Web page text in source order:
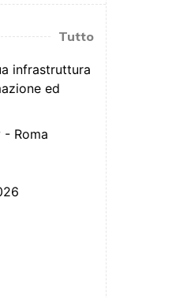
Tutto
infrastruttura
ed
Roma